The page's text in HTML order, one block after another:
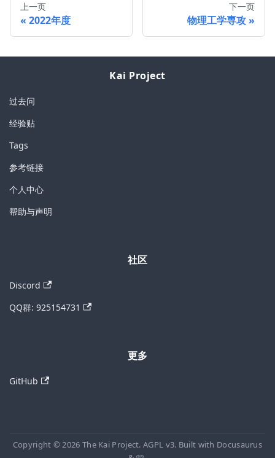
上一页
2022年度
下一页
物理工学専攻
Kai Project
过去问
经验贴
Tags
参考链接
个人中心
帮助与声明
社区
Discord
QQ群: 925154731
更多
GitHub
Copyright © 2026 The Kai Project. AGPL v3. Built with Docusaurus